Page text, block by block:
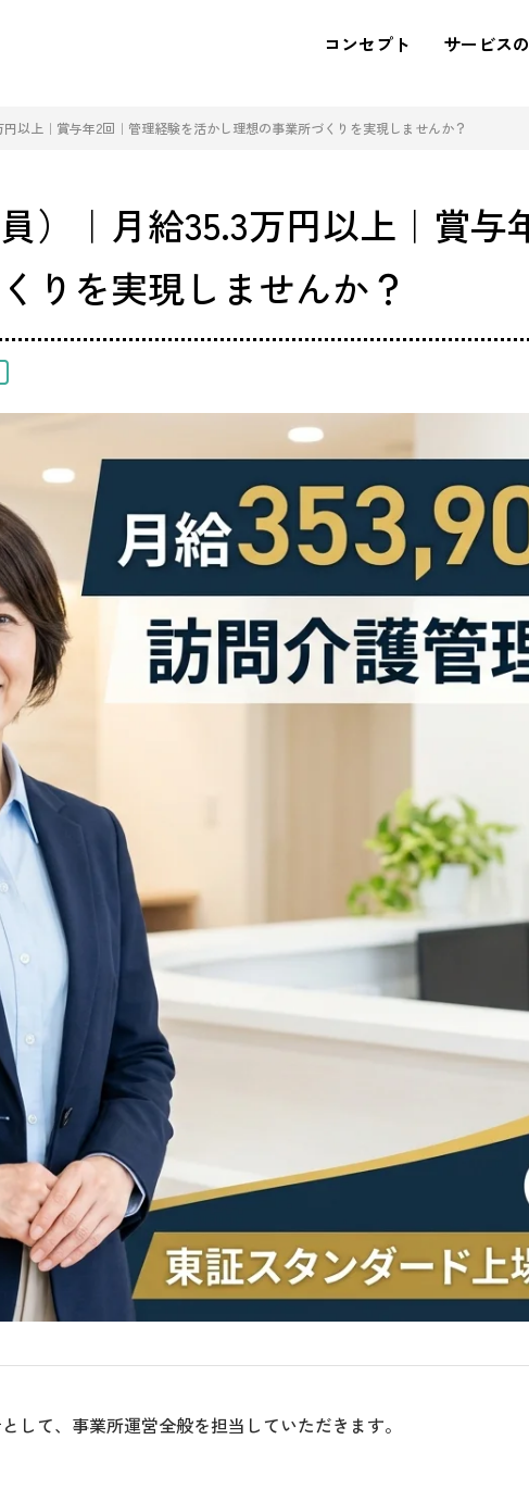
コンセプト サービス
以上｜賞与年2回｜管理経験を活かし理想の事業所づくりを実現しませんか？
）｜月給35.3万円以上｜賞与
りを実現しませんか？
して、事業所運営全般を担当していただきます。